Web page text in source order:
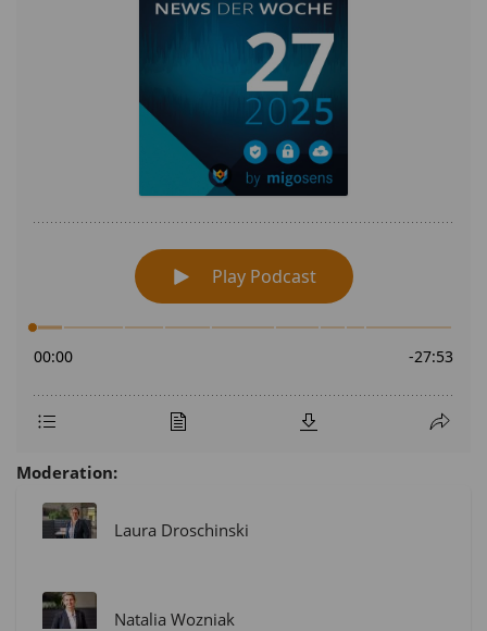
Moderation:
Laura Droschinski
Natalia Wozniak